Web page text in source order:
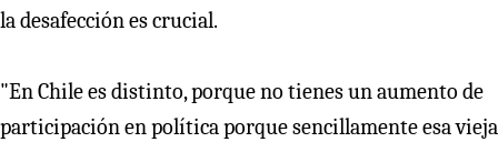
la desafección es crucial.
"En Chile es distinto, porque no tienes un aumento de
participación en política porque sencillamente esa vieja